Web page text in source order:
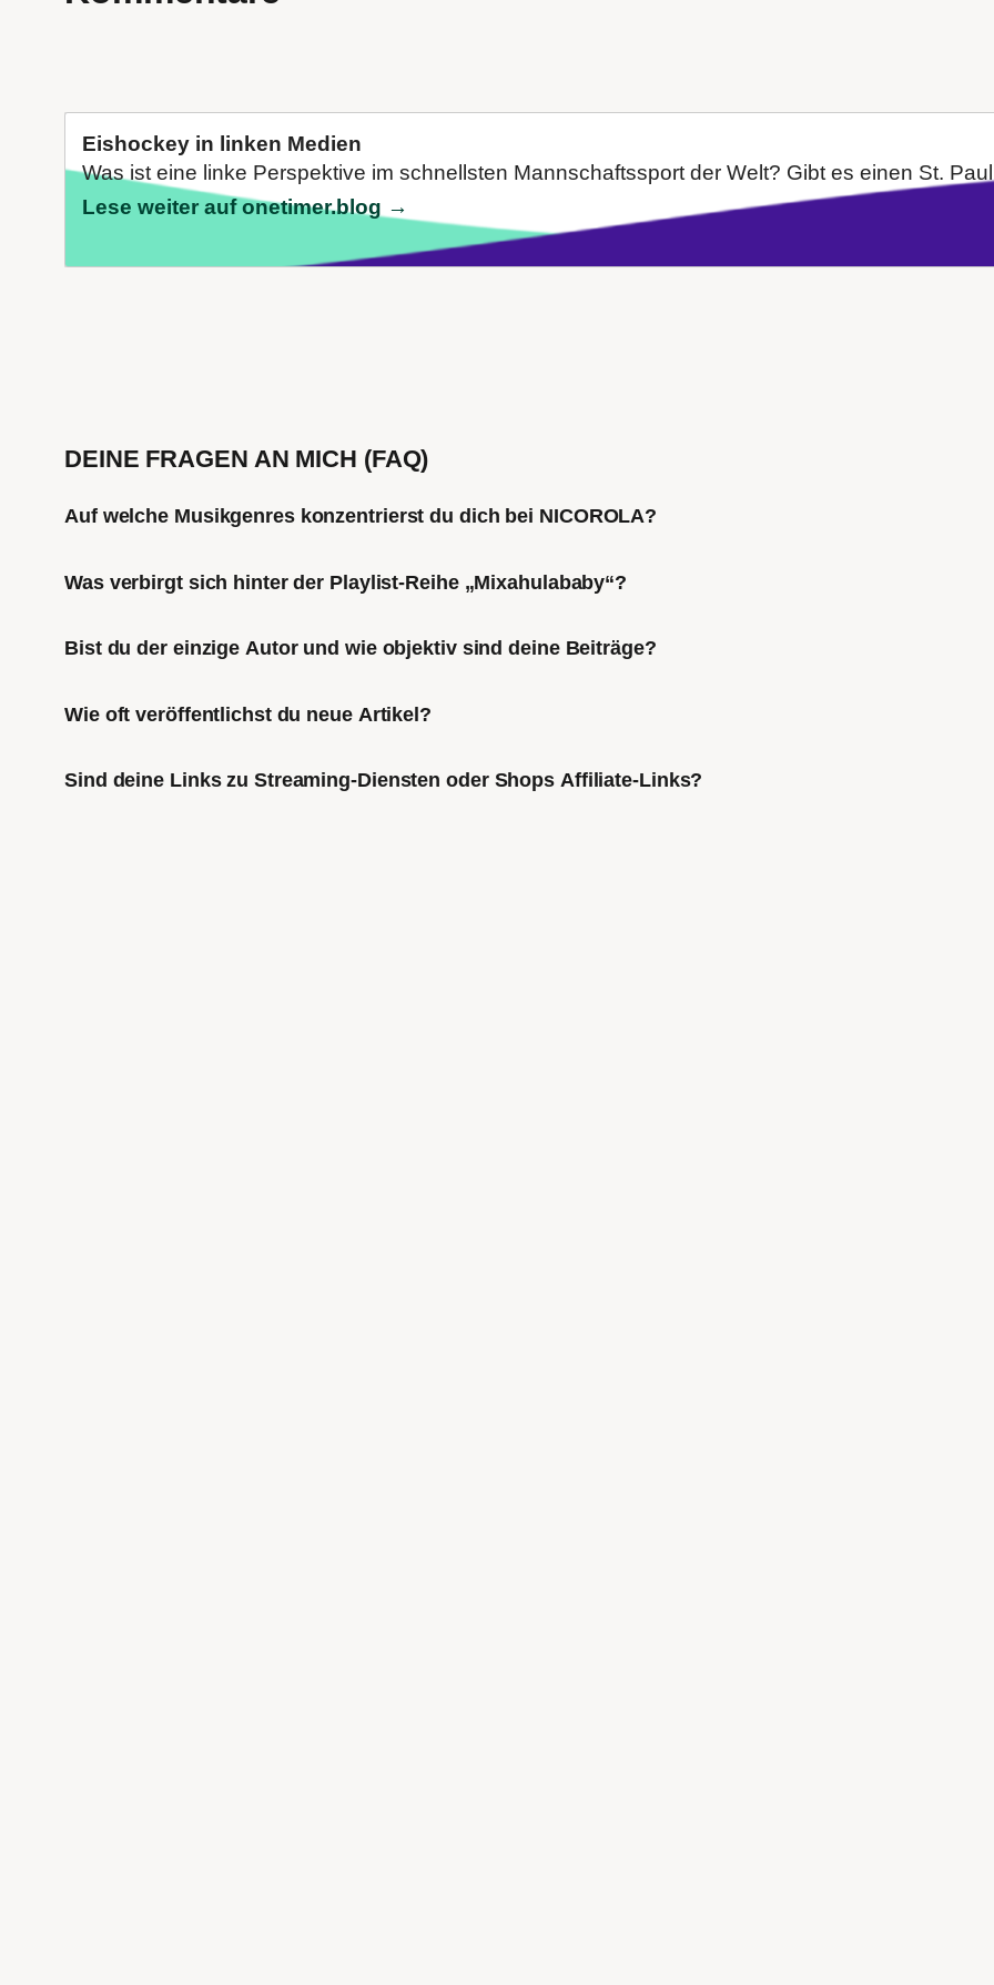
Eishockey in linken Medien
Was ist eine linke Perspektive im schnellsten Mannschaftssport der Welt? Gibt es einen St.
Lese weiter auf onetimer.blog →
DEINE FRAGEN AN MICH (FAQ)
Auf welche Musikgenres konzentrierst du dich bei NICOROLA?
Was verbirgt sich hinter der Playlist-Reihe „Mixahulababy“?
Bist du der einzige Autor und wie objektiv sind deine Beiträge?
Wie oft veröffentlichst du neue Artikel?
Sind deine Links zu Streaming-Diensten oder Shops Affiliate-Links?